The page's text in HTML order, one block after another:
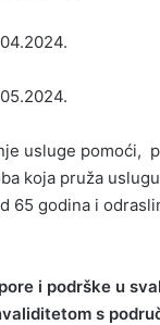
usluge pomoći,
koja pruža
65 godina i
i podrške u
s